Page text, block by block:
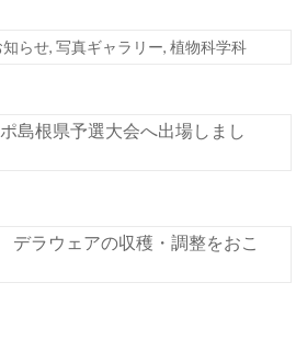
知らせ,写真ギャラリー,植物科学科
島根県予選大会へ出場しまし
デラウェアの収穫・調整をおこ